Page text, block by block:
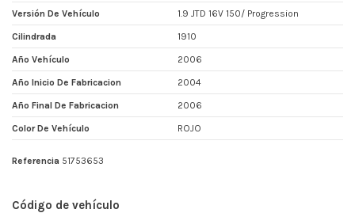
Versión De Vehículo 1.9 JTD 16V 150/ Progression
Cilindrada 1910
Año Vehículo 2006
Año Inicio De Fabricacion 2004
Año Final De Fabricacion 2006
Color De Vehículo ROJO
Referencia 51753653
Código de vehículo